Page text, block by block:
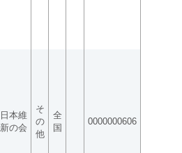
日本維
新の会
そ
の
他
全
国
0000000606